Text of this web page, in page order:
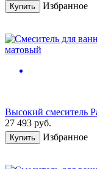
Купить Избранное
Высокий смеситель
27 493 руб.
Купить Избранное